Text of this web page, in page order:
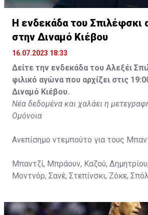
Η ενδεκάδα του Σπιλέφσκι
στην Διναμό Κιέβου
16.07.2023 18:33
Δείτε την ενδεκάδα του Αλεξέι
φιλικό αγώνα που αρχίζει στις
Διναμό Κιέβου.
Νέα δεδομένα και χαλάει η
Ομόνοια
Ανεπίσημο ντεμπούτο για τους
Μπαντζί, Μπράουν, Καζού,
Μοντνόρ, Σανέ, Στεπίνσκι, Ζόκε,